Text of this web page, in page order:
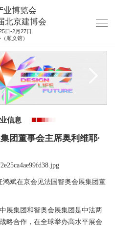
业博览会
北京建博会
日-2月27日
顺义馆）
信息
团董事会主席奥利维耶·
斌在京会见法国智奥会展集团董
集团和智奥会展集团是中法两
略合作，在全球举办高水平展会